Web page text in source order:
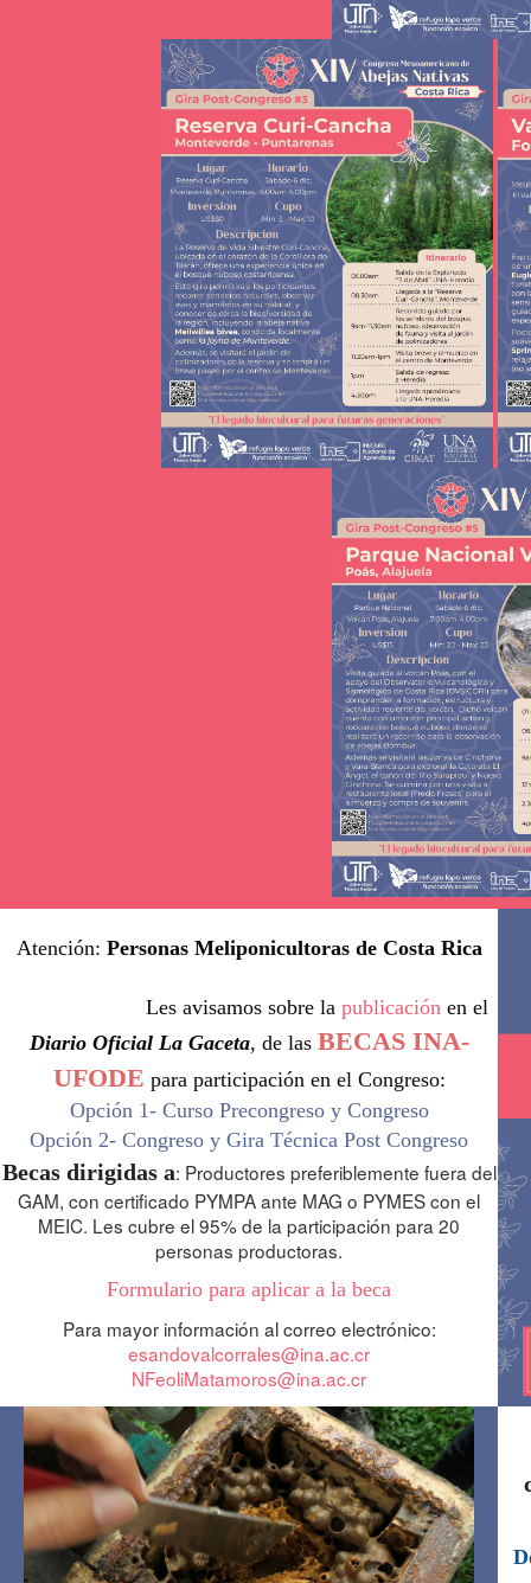
Atención: Personas Meliponicultoras de Costa Rica
			Les avisamos sobre la
publicación
Diario Oficial La Gaceta, de las BECAS INA-
UFODE para participación en el Congreso:
Opción 1- Curso Precongreso y Congreso
Opción 2- Congreso y Gira Técnica Post Congreso
Becas dirigidas a: Productores preferiblemente fuera del
GAM, con certificado PYMPA ante MAG o PYMES con el
MEIC. Les cubre el 95% de la participación para 20
personas productoras.
Formulario para aplicar a la beca
Para mayor información al correo electrónico:
esandovalcorrales@ina.ac.cr
NFeoliMatamoros@ina.ac.cr